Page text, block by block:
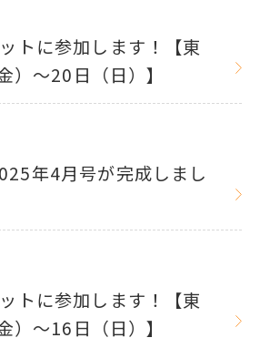
トに参加します！【東
）～20日（日）】
年4月号が完成しまし
トに参加します！【東
）～16日（日）】